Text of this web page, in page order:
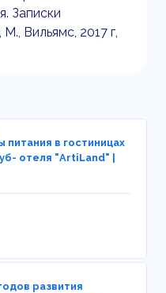
Записки
Вильямс, 2017 г,
в гостиницах
отеля "ArtiLand" |
развития